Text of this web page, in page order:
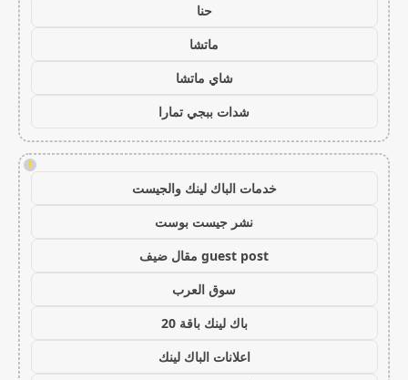
حنا
ماتشا
شاي ماتشا
شدات ببجي تمارا
!
خدمات الباك لينك والجيست
نشر جيست بوست
guest post مقال ضيف
سوق العرب
باك لينك باقة 20
اعلانات الباك لينك